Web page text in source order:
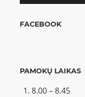
FACEBOOK
PAMOKŲ LAIKAS
8.00 – 8.45